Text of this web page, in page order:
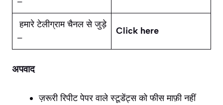
हमारे टेलीग्राम चैनल से जुड़े
–
Click here
अपवाद
ज़रूरी रिपीट पेपर वाले स्टूडेंट्स को फीस माफ़ी नहीं